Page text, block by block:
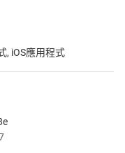
, iOS應用程式